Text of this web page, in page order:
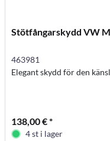
Stötfångarskydd VW
463981
Elegant skydd för den
138,00 € *
4 st i lager